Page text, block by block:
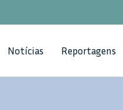
Notícias Reportagens